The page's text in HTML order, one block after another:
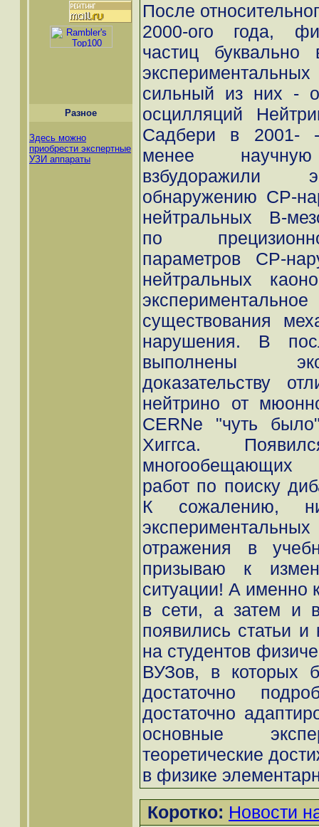
Разное
Здесь можно
приобрести экспертные
УЗИ аппараты
После
2000-ого года,
частиц
сильный из них -
осцилляций
Садбери в 2001- -
менее научную
взбудоражили
обнаружению СР-
нейтральных B-
по
параметров СР-
нейтральных
существования
нарушения. В
выполнены
доказательству
нейтрино от
CERNe "чуть
Хиггса.
многообещающих
работ по поиску
К сожалению,
отражения в
призываю к
ситуации! А именно
в сети, а затем и
появились статьи
на студентов
ВУЗов, в которых
достаточно
достаточно
основные
теоретические
в физике
Коротко: Новости